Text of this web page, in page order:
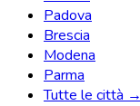
Padova
Brescia
Modena
Parma
Tutte le città →